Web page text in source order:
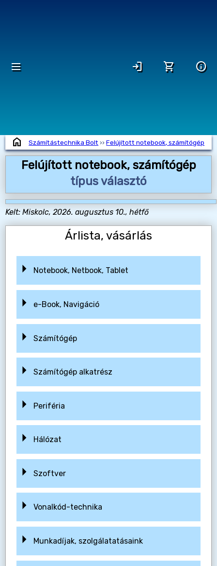
dehaze login shopping_cart info
home Számítástechnika Bolt››Felújított notebook, számítógép
Felújított notebook, számítógép
típus választó
Kelt: Miskolc, 2026. augusztus 10., hétfő
Árlista, vásárlás
Notebook, Netbook, Tablet
e-Book, Navigáció
Számítógép
Számítógép alkatrész
Periféria
Hálózat
Szoftver
Vonalkód-technika
Munkadíjak, szolgálatatásaink